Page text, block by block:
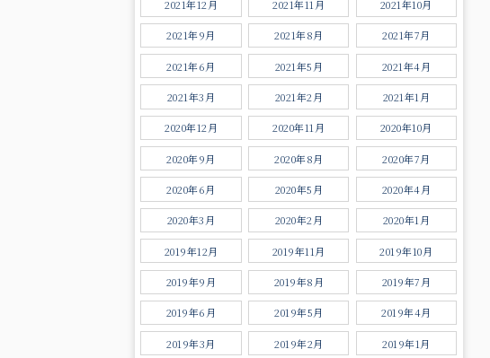
2021年12月 2021年11月 2021年10月
2021年9月 2021年8月 2021年7月
2021年6月 2021年5月 2021年4月
2021年3月 2021年2月 2021年1月
2020年12月 2020年11月 2020年10月
2020年9月 2020年8月 2020年7月
2020年6月 2020年5月 2020年4月
2020年3月 2020年2月 2020年1月
2019年12月 2019年11月 2019年10月
2019年9月 2019年8月 2019年7月
2019年6月 2019年5月 2019年4月
2019年3月 2019年2月 2019年1月